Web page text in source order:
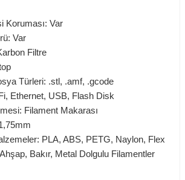
Koruması: Var
Var
Filtre
Türleri: .stl, .amf, .gcode
Ethernet, USB, Flash Disk
Filament Makarası
PLA, ABS, PETG, Naylon, Flex
Bakır, Metal Dolgulu Filamentler